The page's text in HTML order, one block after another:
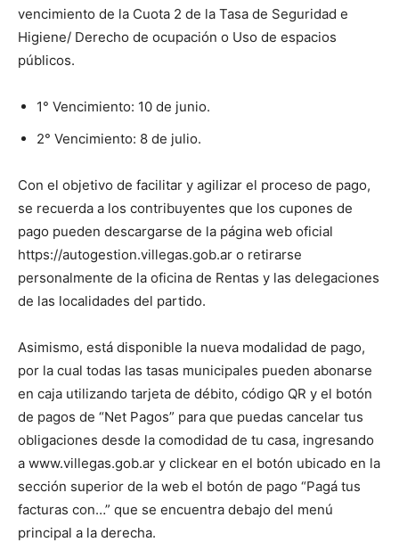
vencimiento de la Cuota 2 de la Tasa de Seguridad e
Higiene/ Derecho de ocupación o Uso de espacios
públicos.
1° Vencimiento: 10 de junio.
2° Vencimiento: 8 de julio.
Con el objetivo de facilitar y agilizar el proceso de pago,
se recuerda a los contribuyentes que los cupones de
pago pueden descargarse de la página web oficial
https://autogestion.villegas.gob.ar o retirarse
personalmente de la oficina de Rentas y las delegaciones
de las localidades del partido.
Asimismo, está disponible la nueva modalidad de pago,
por la cual todas las tasas municipales pueden abonarse
en caja utilizando tarjeta de débito, código QR y el botón
de pagos de “Net Pagos” para que puedas cancelar tus
obligaciones desde la comodidad de tu casa, ingresando
a www.villegas.gob.ar y clickear en el botón ubicado en la
sección superior de la web el botón de pago “Pagá tus
facturas con…” que se encuentra debajo del menú
principal a la derecha.